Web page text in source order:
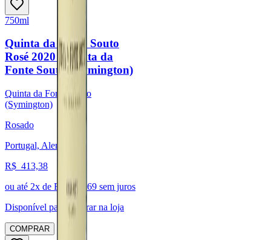
750ml
Quinta da Fonte Souto
Rosé 2020 (Quinta da
Fonte Souto - Symington)
Quinta da Fonte Souto
(Symington)
Rosado
Portugal, Alentejo
R$ 413,38
ou até 2x de R$ 206,69 sem juros
Disponível para:
Retirar na loja
COMPRAR